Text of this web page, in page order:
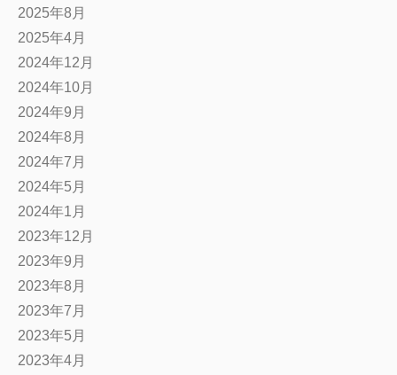
2025年8月
2025年4月
2024年12月
2024年10月
2024年9月
2024年8月
2024年7月
2024年5月
2024年1月
2023年12月
2023年9月
2023年8月
2023年7月
2023年5月
2023年4月